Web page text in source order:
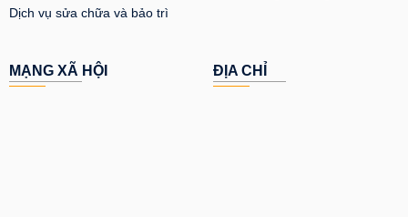
Dịch vụ sửa chữa và bảo trì
MẠNG XÃ HỘI ĐỊA CHỈ